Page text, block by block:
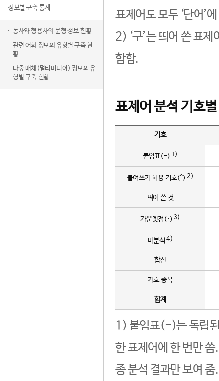
정보별 구축 통계
동사와 형용사의 문형 정보 현황
관련 어휘 정보의 유형별 구축 현
황
다중 매체(멀티미디어) 정보의 유
형별 구축 현황
표제어도 모두 ‘단어’
2) ‘구’는 띄어 쓴 표
함함.
표제어 분석 기호
기호
붙임표(-) 1)
붙여쓰기 허용 기호(^) 2)
띄어 쓴 것
가운뎃점(·) 3)
미분석 4)
합산
기호 중복
합계
1) 붙임표(-)는 독립된
한 표제어에 한 번만
종 분석 결과만 보여